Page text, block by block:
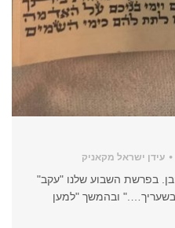
עידן ישראל מקאניק
בפרשת השבוע שלנו "עקב"
ובהמשך "למען